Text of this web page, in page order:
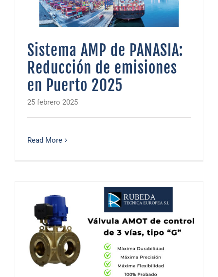
Sistema AMP de PANASIA:
Reducción de emisiones
en Puerto 2025
25 febrero 2025
Read More